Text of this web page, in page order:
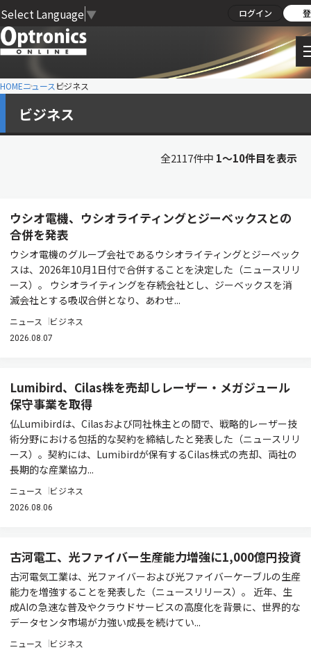
Select Language ▼ ログイン
HOMEニュース ビジネス
ビジネス
全2117件中 1〜10件目を表示
ウシオ電機、ウシオライティングとジーベックスとの
合併を発表
ウシオ電機のグループ会社であるウシオライティングとジーベック
スは、2026年10月1日付で合併することを決定した（ニュースリリ
ース）。 ウシオライティングを存続会社とし、ジーベックスを消
滅会社とする吸収合併となり、あわせ...
ニュース ビジネス
2026.08.07
Lumibird、Cilas株を売却しレーザー・メガジュール
保守事業を取得
仏Lumibirdは、Cilasおよび同社株主との間で、戦略的レーザー技
術分野における包括的な契約を締結したと発表した（ニュースリリ
ース）。契約には、Lumibirdが保有するCilas株式の売却、両社の
長期的な産業協力...
ニュース ビジネス
2026.08.06
古河電工、光ファイバー生産能力増強に1,000億円投資
古河電気工業は、光ファイバーおよび光ファイバーケーブルの生産
能力を増強することを発表した（ニュースリリース）。 近年、生
成AIの急速な普及やクラウドサービスの高度化を背景に、世界的な
データセンタ市場が力強い成長を続けてい...
ニュース ビジネス